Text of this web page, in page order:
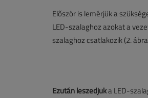
Először is lemérjük a
LED-szalaghoz azokat a
szalaghoz csatlakozik (2.
Ezután leszedjüka LED-